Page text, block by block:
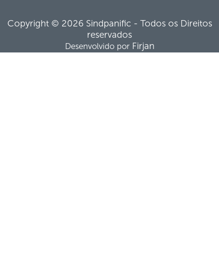
Copyright © 2026 Sindpanific - Todos os Direitos
reservados
Desenvolvido por Firjan